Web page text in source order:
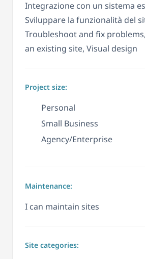
Integrazione con un sistema
Sviluppare la funzionalità del
Troubleshoot and fix
an existing site, Visual design
Project size:
Personal
Small Business
Agency/Enterprise
Maintenance:
I can maintain sites
Site categories: